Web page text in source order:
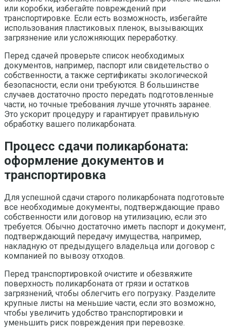
или коробки, избегайте повреждений при
транспортировке. Если есть возможность, избегайте
использования пластиковых пленок, вызывающих
загрязнение или усложняющих переработку.
Перед сдачей проверьте список необходимых
документов, например, паспорт или свидетельство о
собственности, а также сертификаты экологической
безопасности, если они требуются. В большинстве
случаев достаточно просто передать подготовленные
части, но точные требования лучше уточнять заранее.
Это ускорит процедуру и гарантирует правильную
обработку вашего поликарбоната.
Процесс сдачи поликарбоната:
оформление документов и
транспортировка
Для успешной сдачи старого поликарбоната подготовьте
все необходимые документы, подтверждающие право
собственности или договор на утилизацию, если это
требуется. Обычно достаточно иметь паспорт и документ,
подтверждающий передачу имущества, например,
накладную от предыдущего владельца или договор с
компанией по вывозу отходов.
Перед транспортировкой очистите и обезвяжите
поверхность поликарбоната от грязи и остатков
загрязнений, чтобы облегчить его погрузку. Разделите
крупные листы на меньшие части, если это возможно,
чтобы увеличить удобство транспортировки и
уменьшить риск повреждения при перевозке.